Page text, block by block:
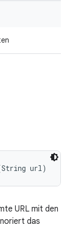
url)
URL mit den
das